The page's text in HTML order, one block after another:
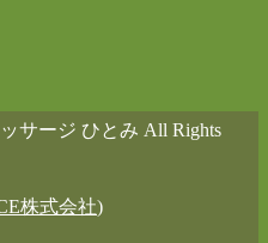
サージ ひとみ All Rights
株式会社)